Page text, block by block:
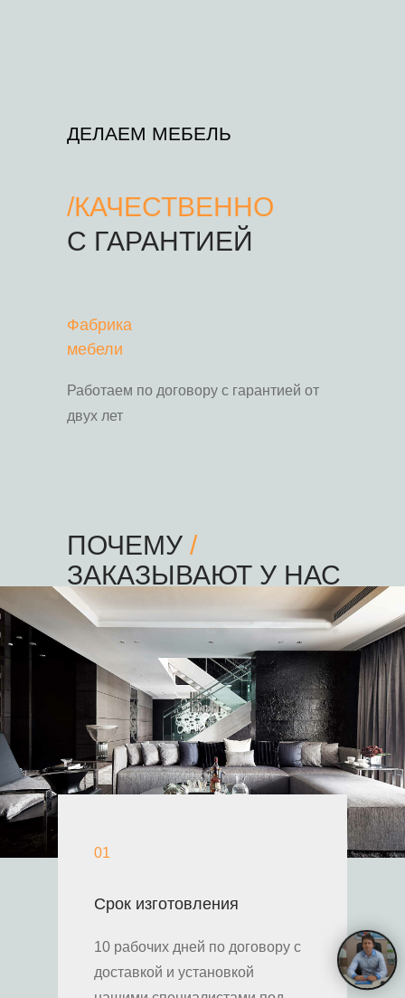
ДЕЛАЕМ МЕБЕЛЬ
/КАЧЕСТВЕННО
С ГАРАНТИЕЙ
Работаем по договору с гарантией от
двух лет
Фабрика
мебели
ПОЧЕМУ /
ЗАКАЗЫВАЮТ У НАС
Срок изготовления
10 рабочих дней по договору с
доставкой и установкой
01